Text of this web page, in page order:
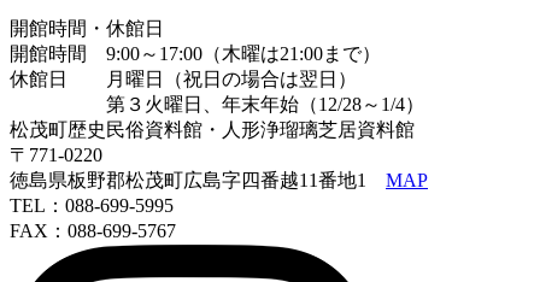
開館時間・休館日
開館時間 9:00～17:00（木曜は21:00まで）
休館日 月曜日（祝日の場合は翌日）
第３火曜日、年末年始（12/28～1/4）
松茂町歴史民俗資料館・人形浄瑠璃芝居資料館
〒771-0220
徳島県板野郡松茂町広島字四番越11番地1 MAP
TEL：088-699-5995
FAX：088-699-5767